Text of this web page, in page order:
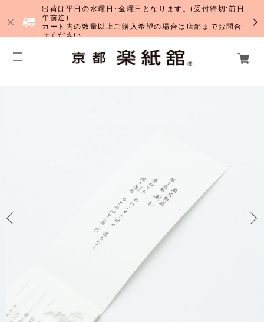
出荷は平日の水曜日･金曜日となります。(受付締切:前日
午前迄)
カート内の数量以上ご購入希望の場合は店舗までお問合
せください。